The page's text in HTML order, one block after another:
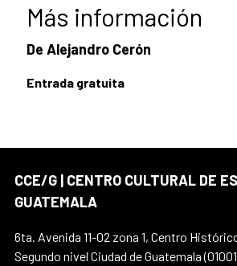
Más información
De Alejandro Cerón
Entrada gratuita
CCE/G | CENTRO CULTURAL DE
GUATEMALA
6ta. Avenida 11-02 zona 1, Centro
Segundo nivel Ciudad de Guatemala